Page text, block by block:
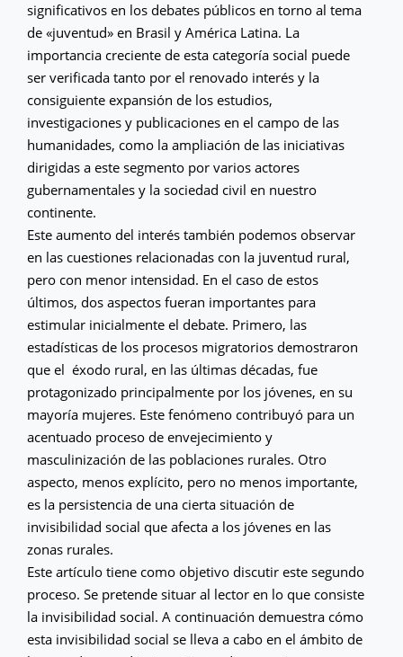
significativos en los debates públicos en torno al tema
de «juventud» en Brasil y América Latina. La
importancia creciente de esta categoría social puede
ser verificada tanto por el renovado interés y la
consiguiente expansión de los estudios,
investigaciones y publicaciones en el campo de las
humanidades, como la ampliación de las iniciativas
dirigidas a este segmento por varios actores
gubernamentales y la sociedad civil en nuestro
continente.
Este aumento del interés también podemos observar
en las cuestiones relacionadas con la juventud rural,
pero con menor intensidad. En el caso de estos
últimos, dos aspectos fueran importantes para
estimular inicialmente el debate. Primero, las
estadísticas de los procesos migratorios demostraron
que el éxodo rural, en las últimas décadas, fue
protagonizado principalmente por los jóvenes, en su
mayoría mujeres. Este fenómeno contribuyó para un
acentuado proceso de envejecimiento y
masculinización de las poblaciones rurales. Otro
aspecto, menos explícito, pero no menos importante,
es la persistencia de una cierta situación de
invisibilidad social que afecta a los jóvenes en las
zonas rurales.
Este artículo tiene como objetivo discutir este segundo
proceso. Se pretende situar al lector en lo que consiste
la invisibilidad social. A continuación demuestra cómo
esta invisibilidad social se lleva a cabo en el ámbito de